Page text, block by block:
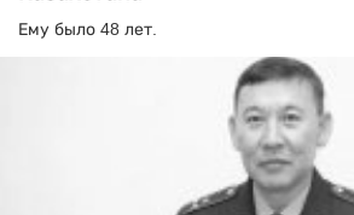
Ему было 48 лет.